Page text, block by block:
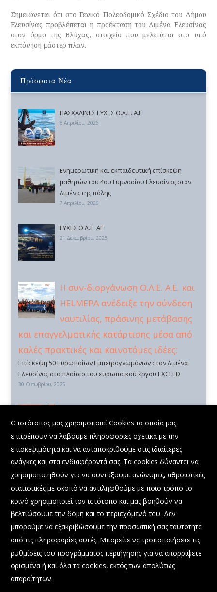
Σημειώνεται ότι στο Γενικό Πολεοδομικό Σχέδιο του Δήμου
Ελευσίνας προβλέπεται η προέκταση του Λιμένα Ελευσίνας
στον όρμο της Βλύχας, στοιχείο που μελετάται στο υπό
εκπόνηση μάστερ πλαν.
Πρόσφατα Νέα
ΠΑΣΧΑΛΙΝΕΣ ΕΥΧΕΣ Ο.Λ.Ε. Α.Ε.
8 Απριλίου, 2026
Ενημερωτική και εκπαιδευτική επίσκεψη
μαθητών του 4ου Γυμνασίου Ελευσίνας στον
Λιμένα της πόλης
7 Απριλίου, 2026
ΕΥΧΕΣ Ο.Λ.Ε. ΑΕ
21 Δεκεμβρίου, 2025
Η συν-διοργάνωση Ο.Λ.Ε. Α.Ε. και
HELMEPA ανέδειξε την σύνδεση
ναυτιλίας, πράσινης μετάβασης
και επαγγελματικής κατάρτισης μέσα από
καλές πρακτικές και καινοτόμες ιδέες:
Επίσκεψη 50 Ευρωπαίων Εμπειρογνωμόνων στον Λιμένα
Ελευσίνας στο πλαίσιο του ευρωπαϊκού έργου EXCEED
30 Οκτωβρίου, 2025
Συμμετοχή Διευθύνοντος Συμβούλου Ο.Λ.Ε. ΑΕ
στην εκδήλωση: «Η Δύναμη της Θάλασσας:
Προοπτικές και Ευκαιρίες για το Μέλλον»
22 Σεπτεμβρίου, 2025
@ 2023 All Rights Reserved.
Ο ιστότοπος μας χρησιμοποιεί Cookies τα οποία μας
επιτρέπουν να λάβουμε πληροφορίες σχετικά με την
επισκεψιμότητα και να ανταποκριθούμε στις ιδιαίτερες
ανάγκες και στα ενδιαφέροντά σας. Τα cookies δύνανται να
χρησιμοποιηθούν για να συντάξουμε ανώνυμες, αθροιστικές
στατιστικές με σκοπό να αντιληφθούμε με ποιο τρόπο το
κοινό χρησιμοποιεί τον ιστότοπο και μας βοηθούν να
βελτιώσουμε την δομή και το περιεχόμενό του. Δεν
μπορούμε να εξακριβώσουμε την προσωπική σας ταυτότητα
από τις πληροφορίες αυτές. Μπορείτε να τροποποιήσετε τις
ρυθμίσεις του προγράμματος περιήγησης για να απορρίψετε
ορισμένα ή και όλα τα cookies, εκτός των απολύτως
απαραίτητων.